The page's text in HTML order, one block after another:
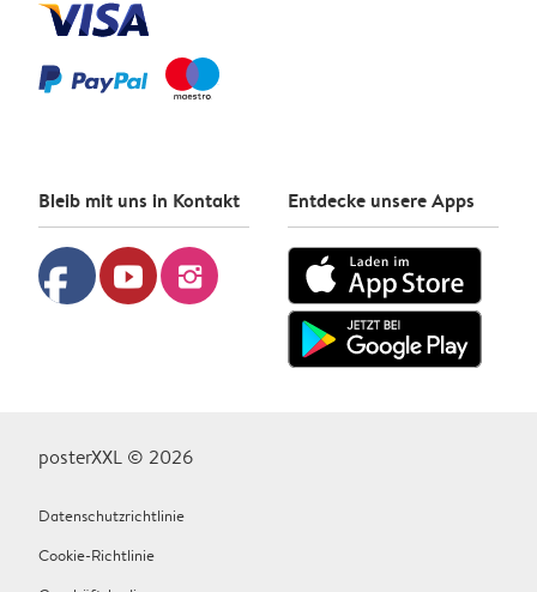
Bleib mit uns in Kontakt
facebook youtube instagram
Entdecke unsere Apps
posterXXL © 2026
Datenschutzrichtlinie
Cookie-Richtlinie